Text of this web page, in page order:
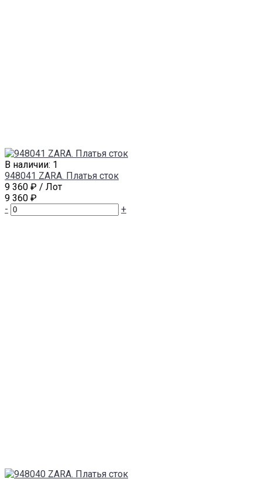
В наличии: 1
948041 ZARA. Платья сток
9 360 ₽ / Лот
9 360 ₽
-
+